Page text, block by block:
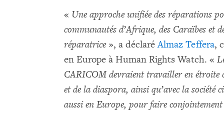
« Une approche unifiée des réparations
communautés d’Afrique, des Caraïbes et
réparatrice», a déclaréAlmaz Teffera,
en Europe à Human Rights Watch. «
CARICOM devraient travailler en étroite
et de la diaspora, ainsi qu’avec la société
aussi en Europe, pour faire